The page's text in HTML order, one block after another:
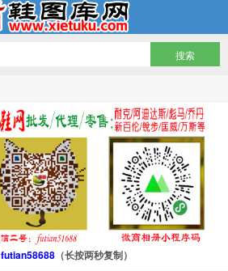
futian58688（长按两秒复制）